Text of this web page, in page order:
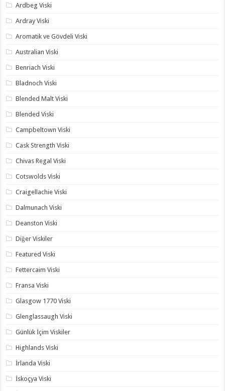
Ardbeg Viski
Ardray Viski
Aromatik ve Gövdeli Viski
Australian Viski
Benriach Viski
Bladnoch Viski
Blended Malt Viski
Blended Viski
Campbeltown Viski
Cask Strength Viski
Chivas Regal Viski
Cotswolds Viski
Craigellachie Viski
Dalmunach Viski
Deanston Viski
Diğer Viskiler
Featured Viski
Fettercaim Viski
Fransa Viski
Glasgow 1770 Viski
Glenglassaugh Viski
Günlük İçim Viskiler
Highlands Viski
İrlanda Viski
İskoçya Viski